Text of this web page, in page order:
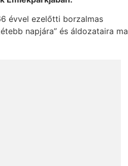
évvel ezelőtti borzalmas
napjára” és áldozataira ma